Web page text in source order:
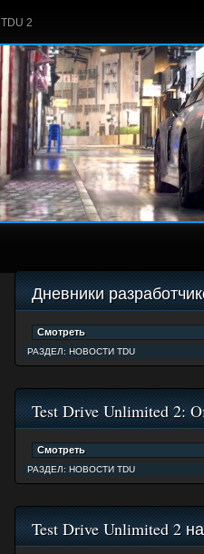
TDU 2
Дневники
РАЗДЕЛ: НОВОСТИ TDU
Test Drive Unlimited 2:
РАЗДЕЛ: НОВОСТИ TDU
Test Drive Unlimited 2